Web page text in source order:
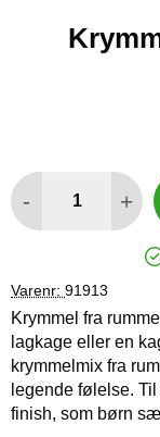
Køb dette produkt
- +
Varenr: 91913
Krymmel fra
lagkage eller en
krymmelmix fra
legende følelse.
finish, som børn